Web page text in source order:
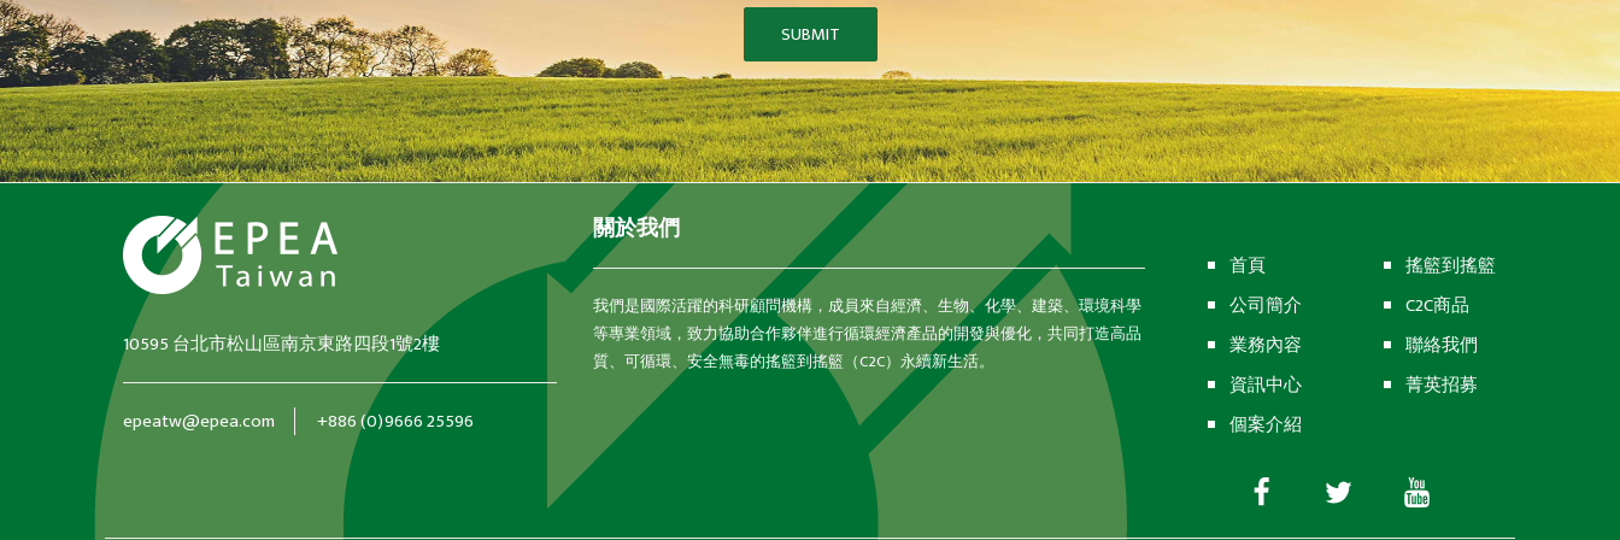
SUBMIT
10595 台北市松山區南京東路四段1號2樓
epeatw@epea.com +886 (0)9666 25596
關於我們
我們是國際活躍的科研顧問機構，成員來自經濟、生物、化學、建築、環境科學
等專業領域，致力協助合作夥伴進行循環經濟產品的開發與優化，共同打造高品
質、可循環、安全無毒的搖籃到搖籃（C2C）永續新生活。
首頁
公司簡介
業務內容
資訊中心
個案介紹
搖籃到搖籃
C2C商品
聯絡我們
菁英招募